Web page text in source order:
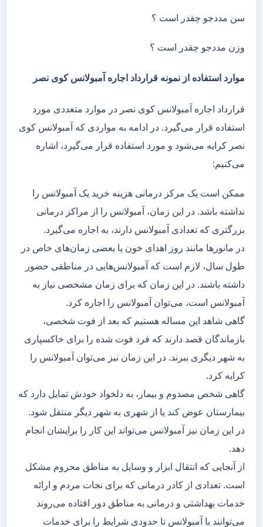
سن مددجو چقدر است ؟
وزن مددجو چقدر است ؟
موارد استفاده از نمونه قرارداد اجاره آمبولانس کوی نصر
قرارداد اجاره آمبولانس کوی نصر در موارد متعددی مورد
استفاده قرار می‌گیرد. در ادامه به مواردی که آمبولانس کوی
نصر کرایه می‌شود و مورد استفاده قرار می‌گیرد، اشاره
می‌کنیم:
ممکن است یک مرکز درمانی هزینه خرید یک آمبولانس را
نداشته باشد. در این زمان، آمبولانس را از مراکز درمانی
بزرگتری که تعدادی آمبولانس دارند، به اجاره می‌گیرد.
در مانور‌ها مانند روز اهدای خون یا بعضی زمان‌های خاص در
طول سال، لازم است که آمبولانس‌هایی در مناطقی حضور
داشته باشند. در این زمان که برای زمان مشخصی نیاز به
آمبولانس است، می‌توان آمبولانس را اجاره کرد.
گاهی شاهد این مساله هستیم که بعد از فوت شخصی،
بازماندگان قصد دارند که فرد فوت شده را برای خاکسپاری
به شهر دیگری ببرند. در این زمان نیز می‌توان آمبولانس را
کرایه کرد.
گاهی شخص مصدوم و بیمار، به دلخواد خودش تمایل دارد که
بیمارستان عوض کند یا از شهری به شهر دیگر منتقل شود.
در این زمان نیز آمبولانس می‌تواند این کار را برایشان انجام
دهد.
از آنجایی که انتقال ابزار و وسایل به مناظق محروم مشکل
است. تعدادی از کادر درمانی که برای نجات مردم و ارائه
خدمات بهداشتی و درمانی به مناطق دور افتاده می‌روند
می‌توانند با آمبولانس تا حدودی شرایط را برای خدمات